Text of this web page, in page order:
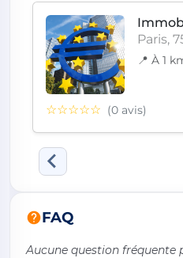
Paris,
📍 À 1
☆☆☆☆☆ (0 avis)
FAQ
Aucune question fréquente